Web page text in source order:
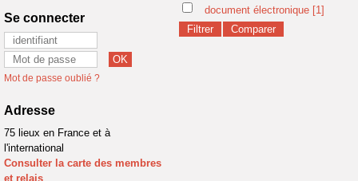
Se connecter
Mot de passe oublié ?
Adresse
75 lieux en France et à
l'international
Consulter la carte des membres
et relais
document électronique [1]